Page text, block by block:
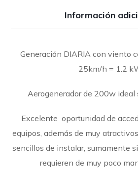
Información
Generación DIARIA con viento
25km/h = 1.2
Aerogenerador de 200w ideal
Excelente oportunidad de
equipos, además de muy
sencillos de instalar, sumamente
requieren de muy poco